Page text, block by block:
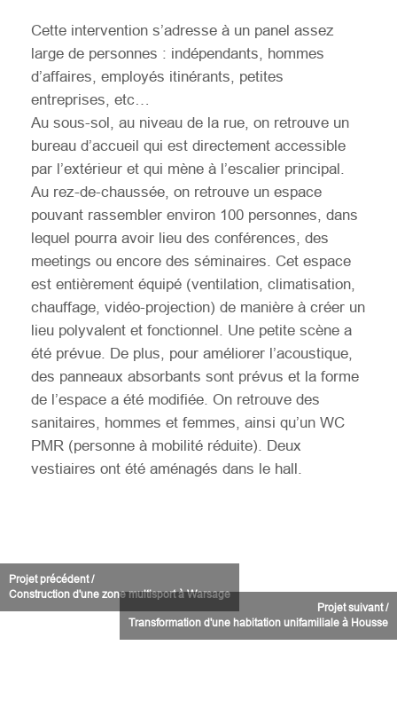
Cette intervention s’adresse à un panel assez
large de personnes : indépendants, hommes
d’affaires, employés itinérants, petites
entreprises, etc…
Au sous-sol, au niveau de la rue, on retrouve un
bureau d’accueil qui est directement accessible
par l’extérieur et qui mène à l’escalier principal.
Au rez-de-chaussée, on retrouve un espace
pouvant rassembler environ 100 personnes, dans
lequel pourra avoir lieu des conférences, des
meetings ou encore des séminaires. Cet espace
est entièrement équipé (ventilation, climatisation,
chauffage, vidéo-projection) de manière à créer un
lieu polyvalent et fonctionnel. Une petite scène a
été prévue. De plus, pour améliorer l’acoustique,
des panneaux absorbants sont prévus et la forme
de l’espace a été modifiée. On retrouve des
sanitaires, hommes et femmes, ainsi qu’un WC
PMR (personne à mobilité réduite). Deux
vestiaires ont été aménagés dans le hall.
Projet précédent /
Construction d'une zone multisport à Warsage
Projet suivant /
Transformation d'une habitation unifamiliale à Housse